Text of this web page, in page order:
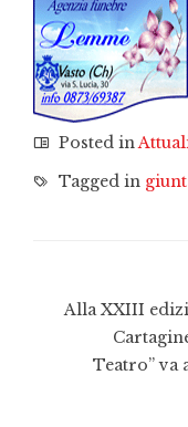
Posted in
Tagged in
Alla XXIII
Teatro” va